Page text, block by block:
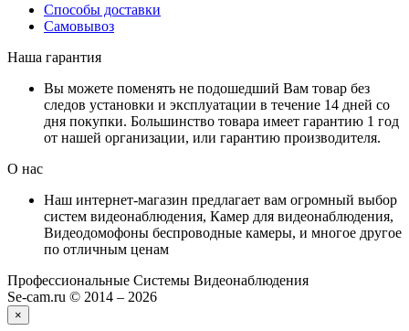
Способы доставки
Самовывоз
Наша гарантия
Вы можете поменять не подошедший Вам товар без
следов установки и эксплуатации в течение 14 дней со
дня покупки. Большинство товара имеет гарантию 1 год
от нашей организации, или гарантию производителя.
О нас
Наш интернет-магазин предлагает вам огромный выбор
систем видеонаблюдения, Камер для видеонаблюдения,
Видеодомофоны беспроводные камеры, и многое другое
по отличным ценам
Профессиональные Системы Видеонаблюдения
Se-cam.ru © 2014 – 2026
×